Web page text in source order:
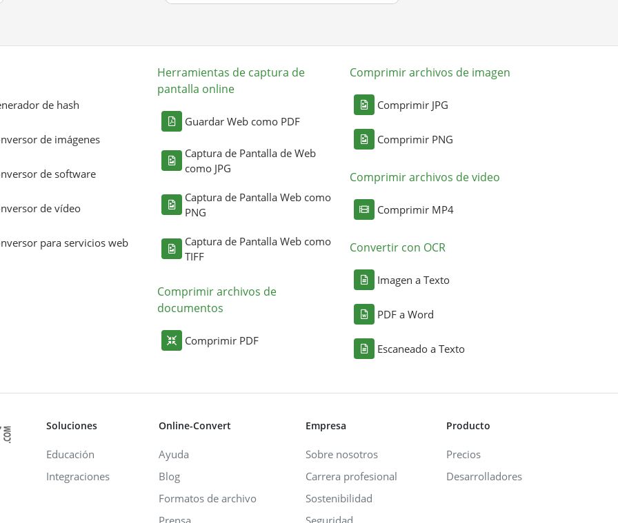
de hash
de imágenes
de software
de vídeo
para servicios web
Herramientas de captura de
pantalla online
Guardar Web como PDF
Captura de Pantalla de Web
como JPG
Captura de Pantalla Web como
PNG
Captura de Pantalla Web como
TIFF
Comprimir archivos de
documentos
Comprimir PDF
Comprimir archivos de imagen
Comprimir JPG
Comprimir PNG
Comprimir archivos de video
Comprimir MP4
Convertir con OCR
Imagen a Texto
PDF a Word
Escaneado a Texto
Soluciones
Educación
Integraciones
Online-Convert
Ayuda
Blog
Formatos de archivo
Prensa
Empresa
Sobre nosotros
Carrera profesional
Sostenibilidad
Seguridad
Producto
Precios
Desarrolladores